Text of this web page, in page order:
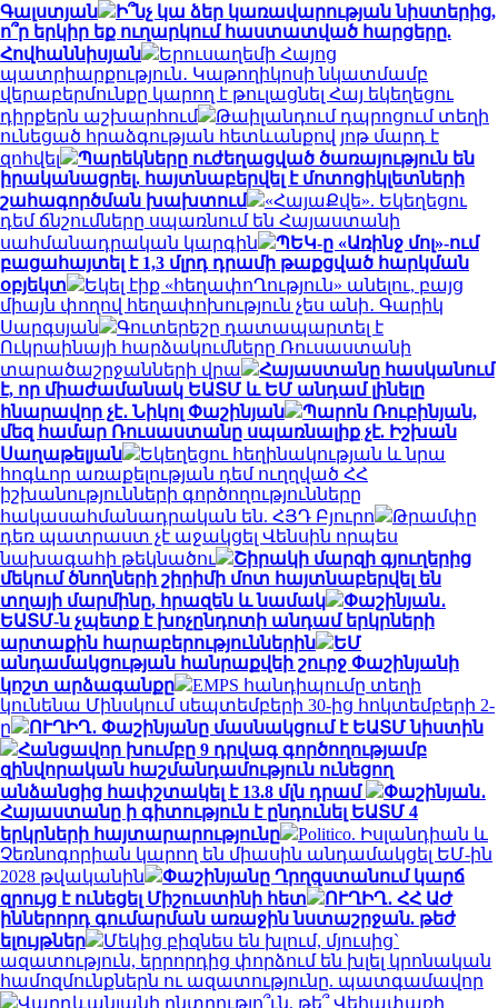
Գալստյան
Ի՞նչ կա ձեր կառավարության նիստերից,
ո՞ր երկիր եք ուղարկում հաստատված հարցերը.
Հովհաննիսյան
Երուսաղեմի Հայոց
պատրիարքություն․ Կաթողիկոսի նկատմամբ
վերաբերմունքը կարող է թուլացնել Հայ եկեղեցու
դիրքերն աշխարհում
Թաիլանդում դպրոցում տեղի
ունեցած հրաձգության հետևանքով յոթ մարդ է
զոհվել
Պարեկները ուժեղացված ծառայություն են
իրականացրել. հայտնաբերվել է մոտոցիկլետների
շահագործման խախտում
«ՀայաՔվե». Եկեղեցու
դեմ ճնշումները սպառնում են Հայաստանի
սահմանադրական կարգին
ՊԵԿ-ը «Առինջ մոլ»-ում
բացահայտել է 1,3 մլրդ դրամի թաքցված հարկման
օբյեկտ
Եկել էիք «հեղափոՂություն» անելու, բայց
միայն փողով հեղափոխություն չես անի․ Գարիկ
Սարգսյան
Գուտերեշը դատապարտել է
Ուկրաինայի հարձակումները Ռուսաստանի
տարածաշրջանների վրա
Հայաստանը հասկանում
է, որ միաժամանակ ԵԱՏՄ և ԵՄ անդամ լինելը
հնարավոր չէ․ Նիկոլ Փաշինյան
Պարոն Ռուբինյան,
մեզ համար Ռուսաստանը սպառնալիք չէ. Իշխան
Սաղաթելյան
Եկեղեցու հեղինակության և նրա
հոգևոր առաքելության դեմ ուղղված ՀՀ
իշխանությունների գործողությունները
հակասահմանադրական են. ՀՅԴ Բյուրո
Թրամփը
դեռ պատրաստ չէ աջակցել Վենսին որպես
նախագահի թեկնածու
Շիրակի մարզի գյուղերից
մեկում ծնողների շիրիմի մոտ հայտնաբերվել են
տղայի մարմինը, հրազեն և նամակ
Փաշինյան․
ԵԱՏՄ-ն չպետք է խոչընդոտի անդամ երկրների
արտաքին հարաբերություններին
ԵՄ
անդամակցության հանրաքվեի շուրջ Փաշինյանի
կոշտ արձագանքը
EMPS հանդիպումը տեղի
կունենա Մինսկում սեպտեմբերի 30-ից հոկտեմբերի 2-
ը
ՈՒՂԻՂ․ Փաշինյանը մասնակցում է ԵԱՏՄ նիստին
Հանցավոր խումբը 9 դրվագ գործողությամբ
զինվորական հաշմանդամություն ունեցող
անձանցից հափշտակել է 13.8 մլն դրամ
Փաշինյան․
Հայաստանը ի գիտություն է ընդունել ԵԱՏՄ 4
երկրների հայտարարությունը
Politico. Իսլանդիան և
Չեռնոգորիան կարող են միասին անդամակցել ԵՄ-ին
2028 թվականին
Փաշինյանը Ղրղզստանում կարճ
զրույց է ունեցել Միշուստինի հետ
ՈՒՂԻՂ․ ՀՀ ԱԺ
իններորդ գումարման առաջին նստաշրջան. թեժ
ելույթներ
Մեկից բիզնես են խլում, մյուսից`
ազատություն, երրորդից փորձում են խլել կրոնական
համոզմունքներն ու ազատությունը. պատգամավոր
Վարդևանյանի ընտրությո՞ւն, թե՞ Վեհափառի